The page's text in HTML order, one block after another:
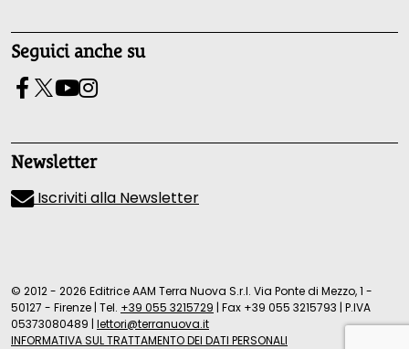
Seguici anche su
Newsletter
Iscriviti alla Newsletter
© 2012 - 2026 Editrice AAM Terra Nuova S.r.l. Via Ponte di Mezzo, 1 -
50127 - Firenze | Tel. +39 055 3215729 | Fax +39 055 3215793 | P.IVA
05373080489 | lettori@terranuova.it
INFORMATIVA SUL TRATTAMENTO DEI DATI PERSONALI